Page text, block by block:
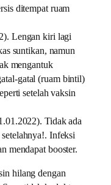
ditempat ruam
Lengan kiri lagi
suntikan, namun
mengantuk
gatal (ruam bintil)
setelah vaksin
Tidak ada
Infeksi
mendapat booster.
hilang dengan